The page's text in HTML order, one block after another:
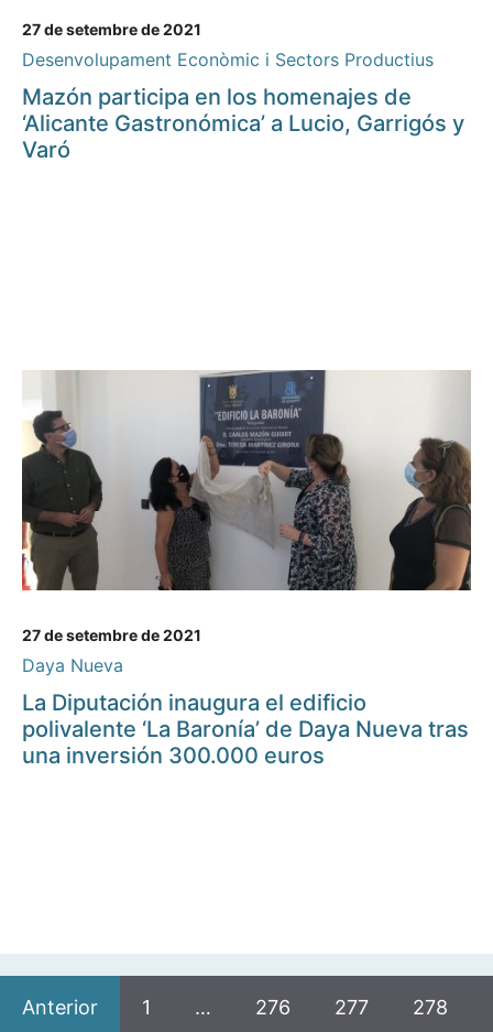
27 de setembre de 2021
Desenvolupament Econòmic i Sectors Productius
Mazón participa en los homenajes de
‘Alicante Gastronómica’ a Lucio, Garrigós y
Varó
27 de setembre de 2021
Daya Nueva
La Diputación inaugura el edificio
polivalente ‘La Baronía’ de Daya Nueva tras
una inversión 300.000 euros
Anterior 1 … 276 277 278